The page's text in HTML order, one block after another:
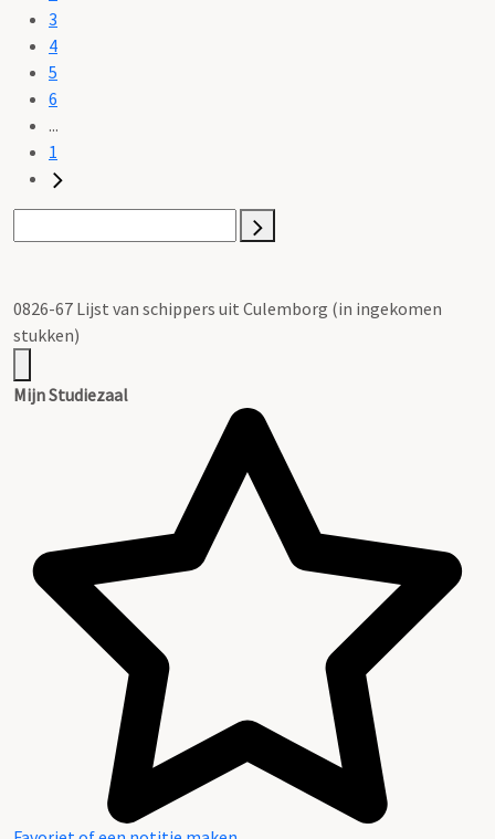
3
4
5
6
...
1
0826-67 Lijst van schippers uit Culemborg (in ingekomen
stukken)
Mijn Studiezaal